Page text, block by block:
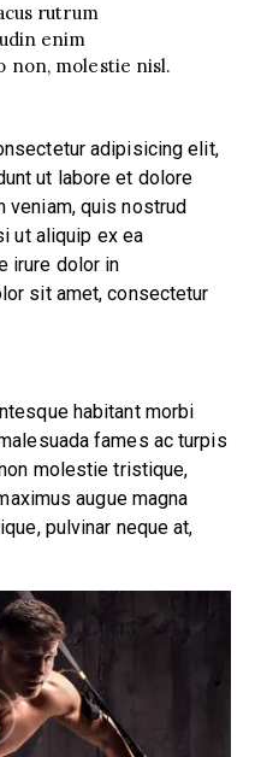
rutrum
enim
non, molestie nisl.
adipisicing elit,
ut labore et dolore
veniam, quis nostrud
ut aliquip ex ea
irure dolor in
sit amet, consectetur
habitant morbi
fames ac turpis
molestie tristique,
augue magna
pulvinar neque at,